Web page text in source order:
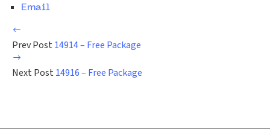
Email
Prev Post 14914 – Free Package
Next Post 14916 – Free Package